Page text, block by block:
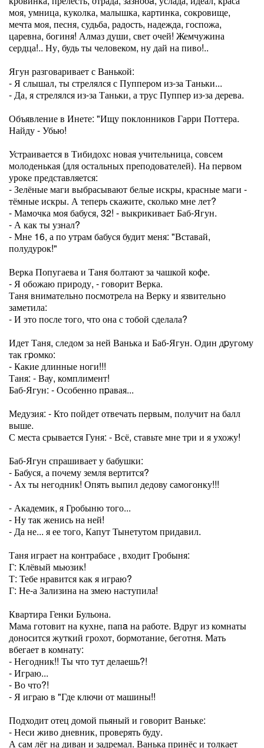
моя, умница, куколка, малышка, картинка, сокровище,
мечта моя, песня, судьба, радость, надежда, госпожа,
царевна, богиня! Алмаз души, свет очей! Жемчужина
сердца!.. Ну, будь ты человеком, ну дай на пиво!..
Ягун разговаривает с Ванькой:
- Я слышал, ты стрелялся с Пуппером из-за Таньки...
- Да, я стрелялся из-за Таньки, а трус Пуппер из-за дерева.
Объявление в Инете: "Ищу поклонников Гарри Поттера.
Найду - Убью!
Устраивается в Тибидохс новая учительница, совсем
молоденькая (для остальных преподователей). На первом
уроке представляется:
- Зелёные маги выбрасывают белые искры, красные маги -
тёмные искры. А теперь скажите, сколько мне лет?
- Мамочка моя бабуся, 32! - выкрикивает Баб-Ягун.
- А как ты узнал?
- Мне 16, а по утрам бабуся будит меня: "Вставай,
полудурок!"
Верка Попугаева и Таня болтают за чашкой кофе.
- Я обожаю природу, - говорит Верка.
Таня внимательно посмотрела на Верку и язвительно
заметила:
- И это после того, что она с тобой сделала?
Идет Таня, следом за ней Ванька и Баб-Ягун. Один дpугому
так гpомко:
- Какие длинные ноги!!!
Таня: - Вау, комплимент!
Баб-Ягун: - Особенно пpавая...
Медузия: - Кто пойдет отвечать первым, получит на балл
выше.
С места срывается Гуня: - Всё, ставьте мне три и я ухожу!
Баб-Ягун спрашивает у бабушки:
- Бабуся, а почему земля вертится?
- Ах ты негодник! Опять выпил дедову самогонку!!!
- Академик, я Гробыню того...
- Ну так женись на ней!
- Да не... я ее того, Капут Тынетутом придавил.
Таня играет на контрабасе , входит Гробыня:
Г: Клёвый мьюзик!
Т: Тебе нравится как я играю?
Г: Не-а Зализина на змею наступила!
Квартира Генки Бульона.
Мама готовит на кухне, папa на работе. Вдруг из комнаты
доносится жуткий грохот, бормотание, беготня. Мать
вбегает в комнату:
- Негодник!! Ты что тут делаешь?!
- Играю...
- Во что?!
- Я играю в "Где ключи от машины!!
Подходит отец домой пьяный и говорит Ваньке:
- Неси живо дневник, проверять буду.
А сам лёг на диван и задремал. Ванька принёс и толкает